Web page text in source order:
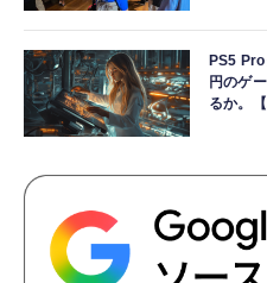
PS5
円のゲ
るか。